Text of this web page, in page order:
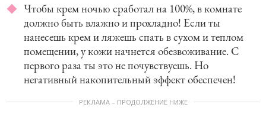
Чтобы крем ночью сработал на 100%, в комнате
должно быть влажно и прохладно! Если ты
нанесешь крем и ляжешь спать в сухом и теплом
помещении, у кожи начнется обезвоживание. С
первого раза ты это не почувствуешь. Но
негативный накопительный эффект обеспечен!
РЕКЛАМА – ПРОДОЛЖЕНИЕ НИЖЕ